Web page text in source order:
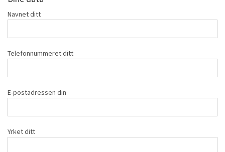
Navnet ditt
Telefonnummeret ditt
E-postadressen din
Yrket ditt